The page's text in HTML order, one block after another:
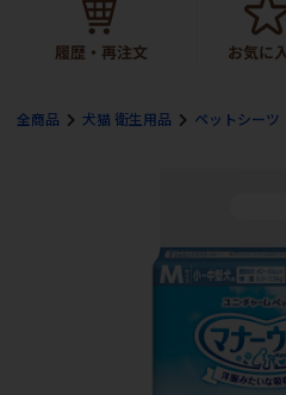
全商品 犬猫 衛生用品 ペットシーツ